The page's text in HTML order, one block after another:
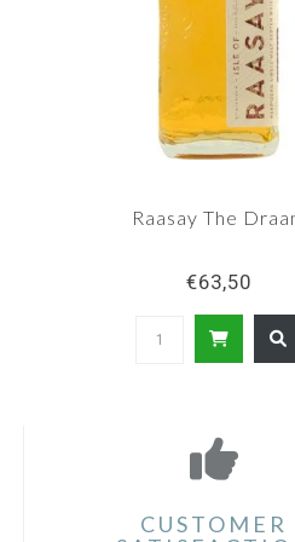
Raasay The
€63,50
CUSTOMER